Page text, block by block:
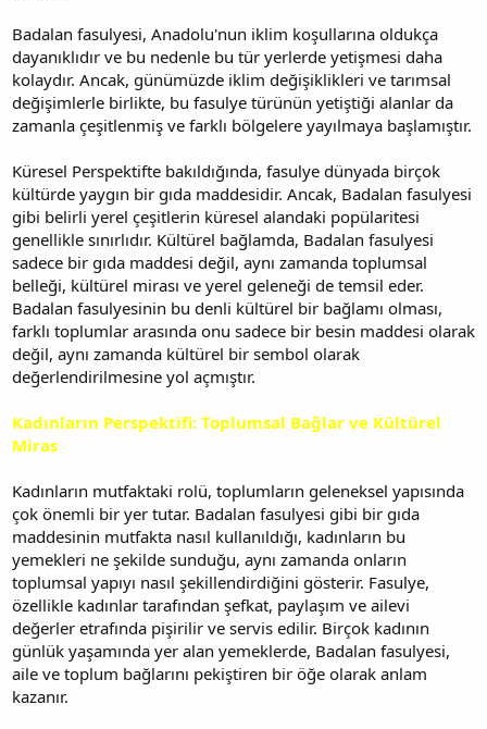
Badalan fasulyesi, Anadolu'nun iklim koşullarına oldukça
dayanıklıdır ve bu nedenle bu tür yerlerde yetişmesi daha
kolaydır. Ancak, günümüzde iklim değişiklikleri ve tarımsal
değişimlerle birlikte, bu fasulye türünün yetiştiği alanlar da
zamanla çeşitlenmiş ve farklı bölgelere yayılmaya başlamıştır.
Küresel Perspektifte bakıldığında, fasulye dünyada birçok
kültürde yaygın bir gıda maddesidir. Ancak, Badalan fasulyesi
gibi belirli yerel çeşitlerin küresel alandaki popülaritesi
genellikle sınırlıdır. Kültürel bağlamda, Badalan fasulyesi
sadece bir gıda maddesi değil, aynı zamanda toplumsal
belleği, kültürel mirası ve yerel geleneği de temsil eder.
Badalan fasulyesinin bu denli kültürel bir bağlamı olması,
farklı toplumlar arasında onu sadece bir besin maddesi olarak
değil, aynı zamanda kültürel bir sembol olarak
değerlendirilmesine yol açmıştır.
Kadınların Perspektifi: Toplumsal Bağlar ve Kültürel
Miras
Kadınların mutfaktaki rolü, toplumların geleneksel yapısında
çok önemli bir yer tutar. Badalan fasulyesi gibi bir gıda
maddesinin mutfakta nasıl kullanıldığı, kadınların bu
yemekleri ne şekilde sunduğu, aynı zamanda onların
toplumsal yapıyı nasıl şekillendirdiğini gösterir. Fasulye,
özellikle kadınlar tarafından şefkat, paylaşım ve ailevi
değerler etrafında pişirilir ve servis edilir. Birçok kadının
günlük yaşamında yer alan yemeklerde, Badalan fasulyesi,
aile ve toplum bağlarını pekiştiren bir öğe olarak anlam
kazanır.